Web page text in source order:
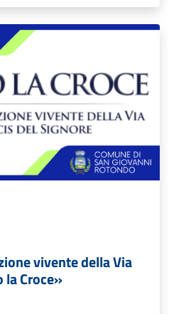
vivente della Via
la Croce»